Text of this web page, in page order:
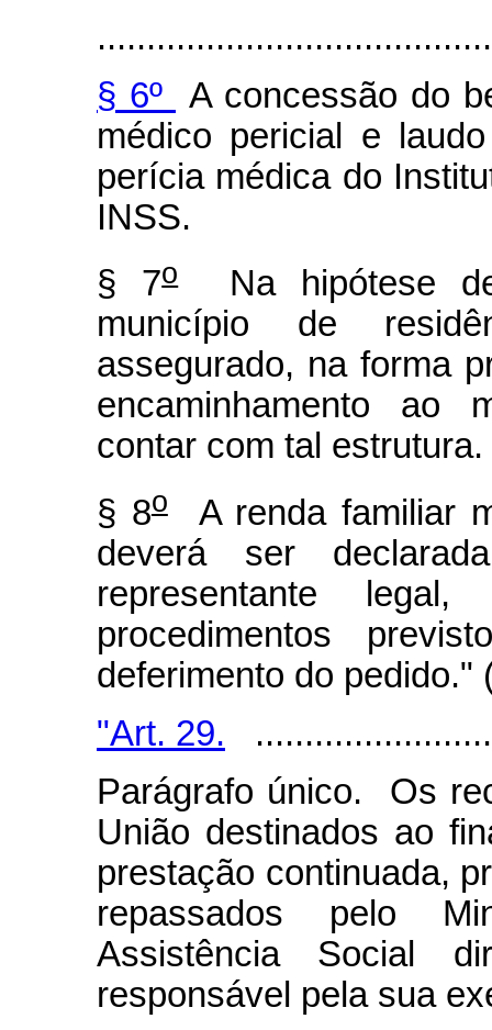
§ 6º
A concessão do
médico pericial e
perícia médica do
INSS.
§ 7oNa hipótese de
município de
assegurado, na forma
encaminhamento ao
contar com tal estrutura.
§ 8oA renda familiar
deverá ser
representante
procedimentos
deferimento do pedido."
"Art. 29.
Parágrafo único. Os
União destinados ao
prestação continuada,
repassados pelo
Assistência Social
responsável pela sua